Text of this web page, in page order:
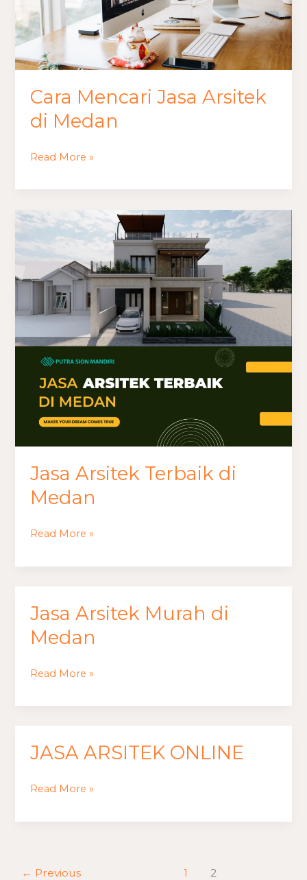
Cara Mencari Jasa Arsitek
di Medan
Read More »
Jasa Arsitek Terbaik di
Medan
Jasa
Arsitek
Terbaik
Medan
Read More »
Jasa Arsitek Murah di
Medan
Jasa
Arsitek
Murah
Read More »
JASA ARSITEK ONLINE
JASA
ONLINE
Read More »
← Previous 1 2